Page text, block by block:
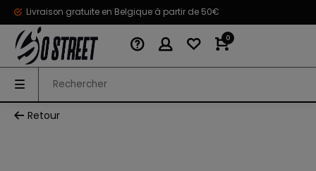
Livraison gratuite en Belgique à partir de 50€
0
Retour